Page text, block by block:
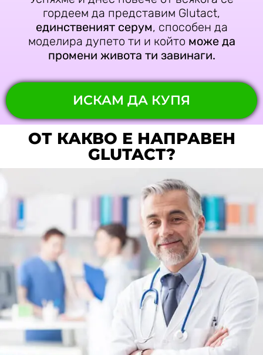
гордеем да представим Glutact,
единственият серум, способен да
моделира дупето ти и който може да
промени живота ти завинаги.
ИСКАМ ДА КУПЯ
ОТ КАКВО Е НАПРАВЕН
GLUTACT?